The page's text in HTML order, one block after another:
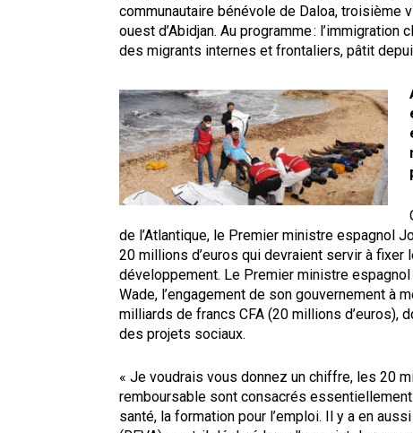
communautaire bénévole de Daloa, troisième
ouest d’Abidjan. Au programme :
des migrants internes et frontaliers, pâtit
de l’Atlantique, le Premier ministre espagnol
20 millions d’euros qui devraient servir à
développement. Le Premier ministre
Wade, l’engagement de son gouvernement à
milliards de francs CFA (20 millions d’euros),
des projets sociaux.
« Je voudrais vous donnez un chiffre, les 20
remboursable sont consacrés
santé, la formation pour l’emploi. Il y a en